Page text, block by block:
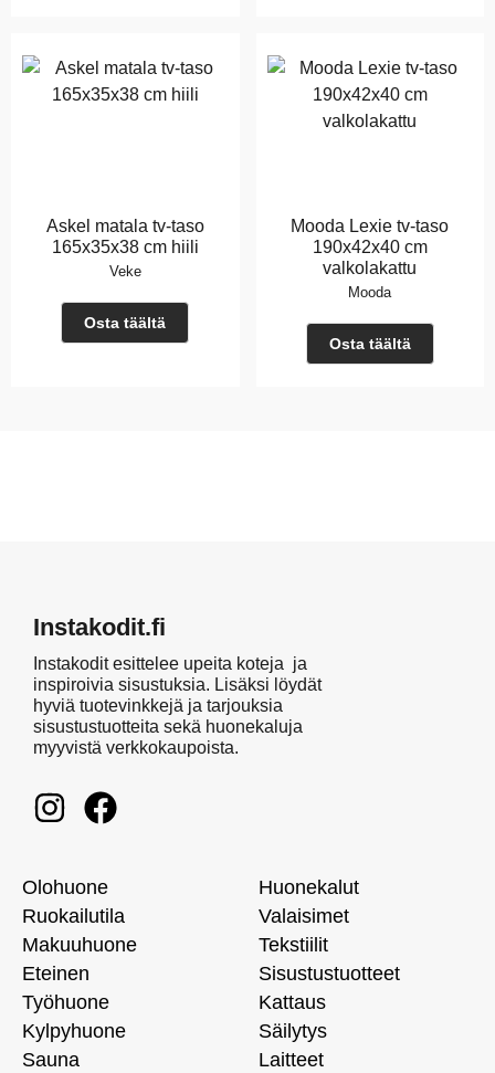
Askel matala tv-taso
165x35x38 cm hiili
Veke
Osta täältä
Mooda Lexie tv-taso
190x42x40 cm
valkolakattu
Mooda
Osta täältä
Instakodit.fi
Instakodit esittelee upeita koteja ja
inspiroivia sisustuksia. Lisäksi löydät
hyviä tuotevinkkejä ja tarjouksia
sisustustuotteita sekä huonekaluja
myyvistä verkkokaupoista.
Olohuone
Ruokailutila
Makuuhuone
Eteinen
Työhuone
Kylpyhuone
Sauna
Huonekalut
Valaisimet
Tekstiilit
Sisustustuotteet
Kattaus
Säilytys
Laitteet